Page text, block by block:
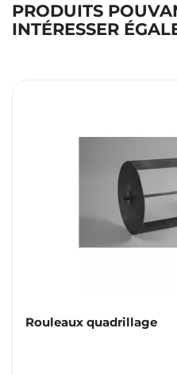
PRODUITS
INTÉRESSER
Rouleaux quadrillage